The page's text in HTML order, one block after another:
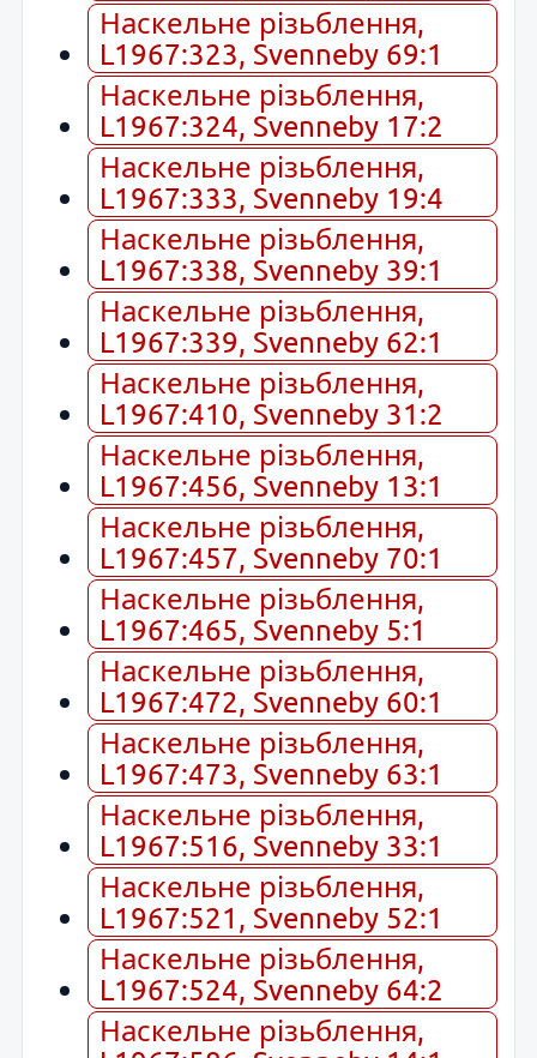
Наскельне різьблення,
L1967:323, Svenneby 69:1
Наскельне різьблення,
L1967:324, Svenneby 17:2
Наскельне різьблення,
L1967:333, Svenneby 19:4
Наскельне різьблення,
L1967:338, Svenneby 39:1
Наскельне різьблення,
L1967:339, Svenneby 62:1
Наскельне різьблення,
L1967:410, Svenneby 31:2
Наскельне різьблення,
L1967:456, Svenneby 13:1
Наскельне різьблення,
L1967:457, Svenneby 70:1
Наскельне різьблення,
L1967:465, Svenneby 5:1
Наскельне різьблення,
L1967:472, Svenneby 60:1
Наскельне різьблення,
L1967:473, Svenneby 63:1
Наскельне різьблення,
L1967:516, Svenneby 33:1
Наскельне різьблення,
L1967:521, Svenneby 52:1
Наскельне різьблення,
L1967:524, Svenneby 64:2
Наскельне різьблення,